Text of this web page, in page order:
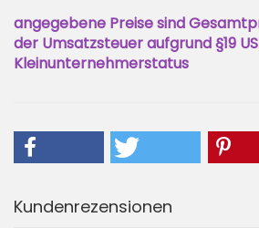
angegebene Preise sind
der Umsatzsteuer aufgrund §19
Kleinunternehmerstatus
Kundenrezensionen